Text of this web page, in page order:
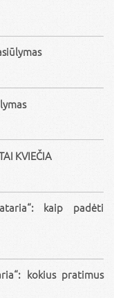
KVIEČIA
kaip padėti
kokius pratimus